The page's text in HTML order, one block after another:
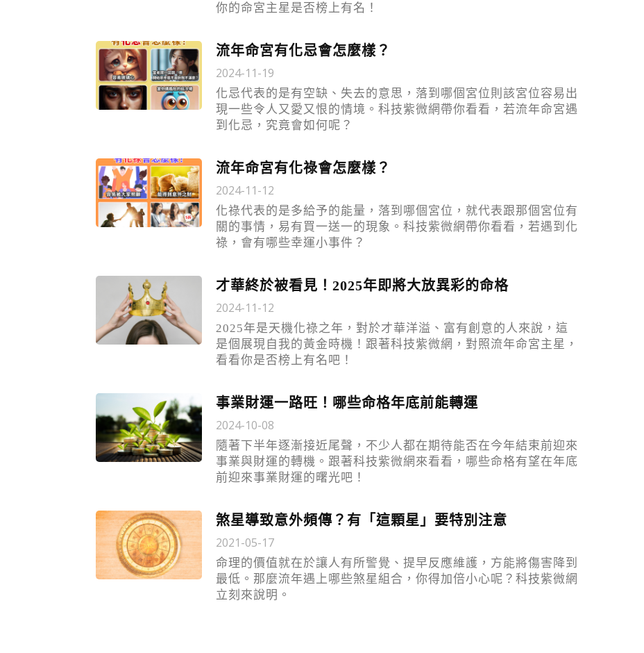
你的命宮主星是否榜上有名！
流年命宮有化忌會怎麼樣？
2024-11-19
化忌代表的是有空缺、失去的意思，落到哪個宮位則該宮位容易出
現一些令人又愛又恨的情境。科技紫微網帶你看看，若流年命宮遇
到化忌，究竟會如何呢？
流年命宮有化祿會怎麼樣？
2024-11-12
化祿代表的是多給予的能量，落到哪個宮位，就代表跟那個宮位有
關的事情，易有買一送一的現象。科技紫微網帶你看看，若遇到化
祿，會有哪些幸運小事件？
才華終於被看見！2025年即將大放異彩的命格
2024-11-12
2025年是天機化祿之年，對於才華洋溢、富有創意的人來說，這
是個展現自我的黃金時機！跟著科技紫微網，對照流年命宮主星，
看看你是否榜上有名吧！
事業財運一路旺！哪些命格年底前能轉運
2024-10-08
隨著下半年逐漸接近尾聲，不少人都在期待能否在今年結束前迎來
事業與財運的轉機。跟著科技紫微網來看看，哪些命格有望在年底
前迎來事業財運的曙光吧！
煞星導致意外頻傳？有「這顆星」要特別注意
2021-05-17
命理的價值就在於讓人有所警覺、提早反應維護，方能將傷害降到
最低。那麼流年遇上哪些煞星組合，你得加倍小心呢？科技紫微網
立刻來說明。